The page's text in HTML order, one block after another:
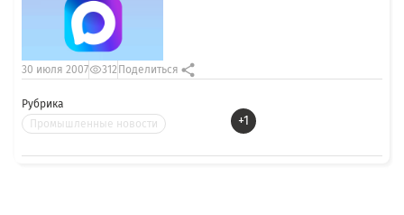
Рубрика
Промышленные новости
+1
30 июля 2007 312 Поделиться